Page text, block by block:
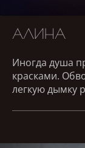
АЛИНА
Иногда душа
красками.
легкую дымку